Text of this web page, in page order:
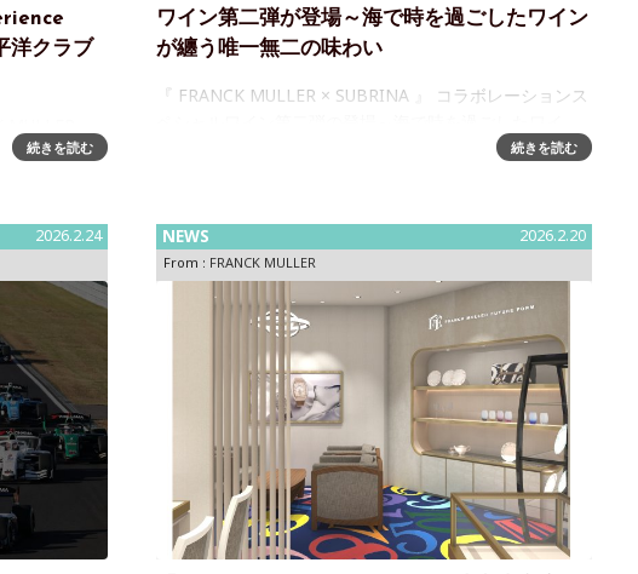
洋クラブ
静岡・太平
続きを読む
ワイン第二弾が登場～海で時を過ごしたワイン
が纏う唯一無二の味わい
『 FRANCK MULLER × SUBRINA 』 コラボレーションス
続きを読む
2026.2.24 NEWS 2026.2.20
From : FRANCK MULLER